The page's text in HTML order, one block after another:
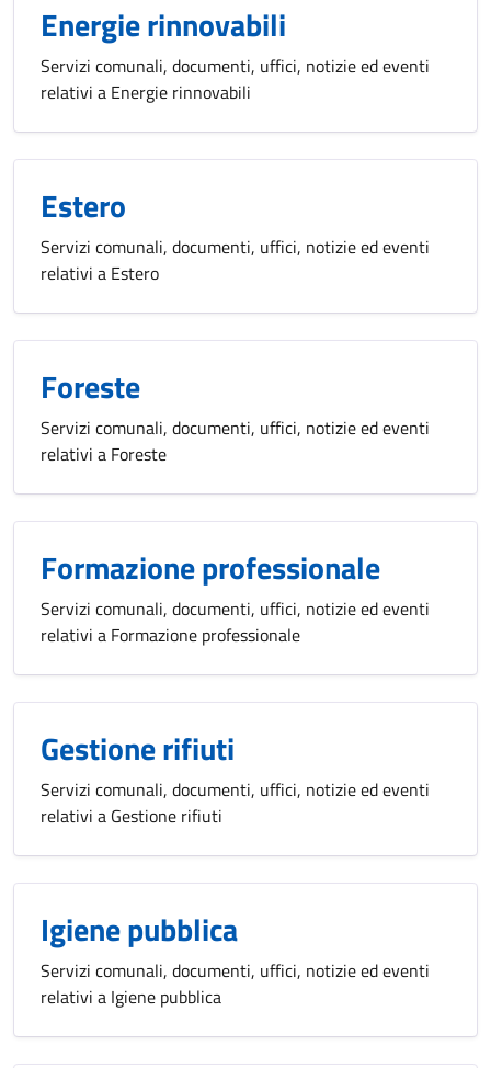
Energie rinnovabili
Servizi comunali, documenti, uffici, notizie ed eventi
relativi a Energie rinnovabili
Estero
Servizi comunali, documenti, uffici, notizie ed eventi
relativi a Estero
Foreste
Servizi comunali, documenti, uffici, notizie ed eventi
relativi a Foreste
Formazione professionale
Servizi comunali, documenti, uffici, notizie ed eventi
relativi a Formazione professionale
Gestione rifiuti
Servizi comunali, documenti, uffici, notizie ed eventi
relativi a Gestione rifiuti
Igiene pubblica
Servizi comunali, documenti, uffici, notizie ed eventi
relativi a Igiene pubblica